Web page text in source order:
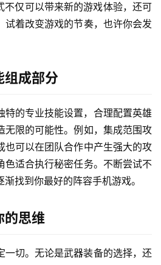
不仅可以带来新的游戏体验，还可
试着改变游戏的节奏，也许你会发
组成部分
特的专业技能设置，合理配置英雄
无限的可能性。例如，集成范围攻
也可以在团队合作中产生强大的攻
色适合执行秘密任务。不断尝试不
找到你最好的阵容手机游戏。
的思维
一切。无论是武器装备的选择，还